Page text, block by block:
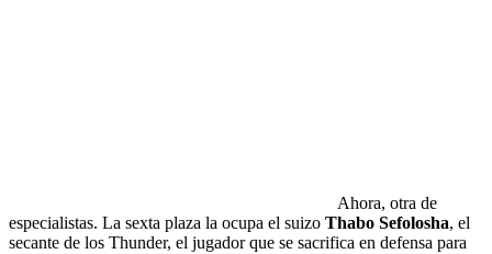
Ahora, otra de
especialistas. La sexta plaza la ocupa el suizo Thabo Sefolosha, el
secante de los Thunder, el jugador que se sacrifica en defensa para